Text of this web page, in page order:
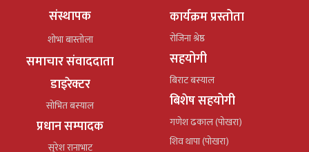
संस्थापक
शोभा बास्तोला
समाचार संवाददाता
डाइरेक्टर
सोभित बस्याल
प्रधान सम्पादक
सुरेश रानाभाट
कार्यक्रम प्रस्तोता
रोजिना श्रेष्ठ
सहयोगी
बिराट बस्याल
बिशेष सहयोगी
गणेश ढकाल (पोखरा)
शिव थापा (पोखरा)